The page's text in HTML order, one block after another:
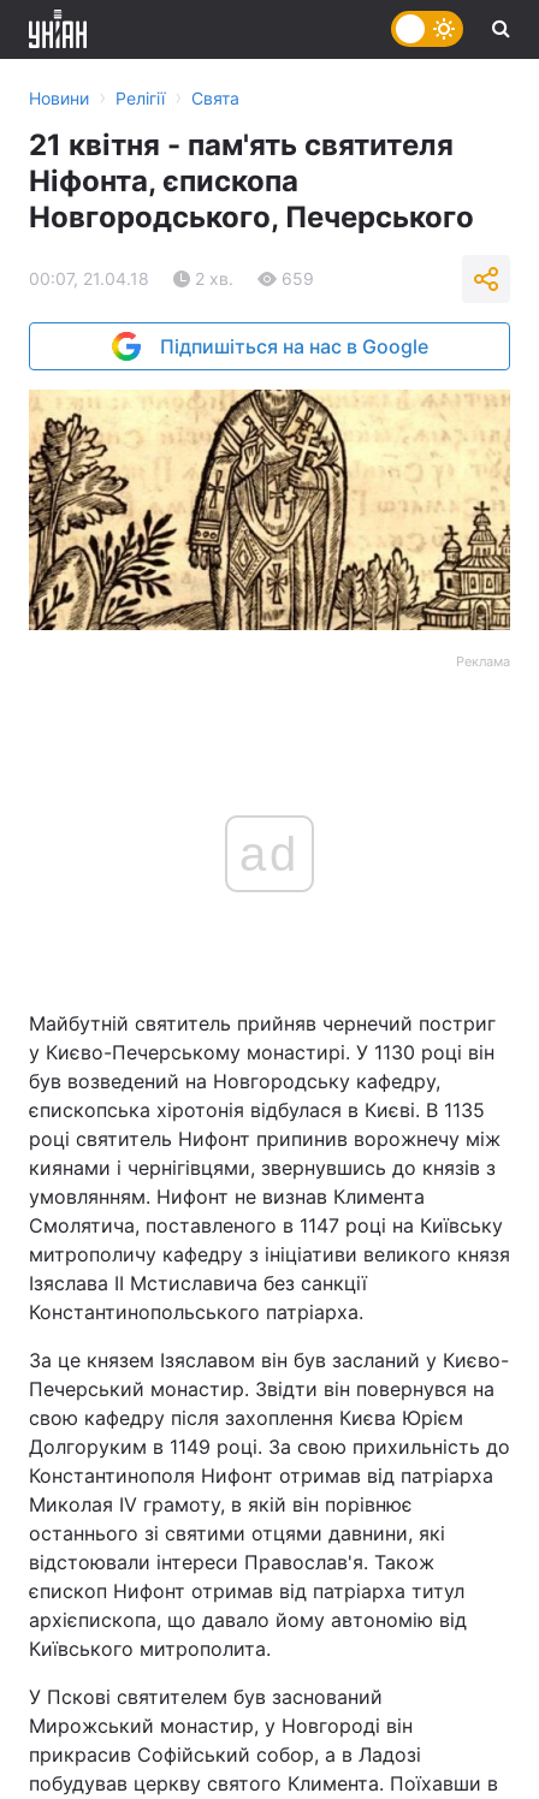
Головна Війна
Україна Політика
Економіка Світ
Техно і зв'язок Лайт
Зброя Інциденти
Здоров'я Туризм
Погода
Екологія Регіони
Лонгріди
Відео з Youtube Статті
Інтерв'ю Думки
Новини › Релігії › Свята
21 квітня - пам'ять святителя
Ніфонта, єпископа
Новгородського, Печерського
00:07, 21.04.18 2 хв. 659
Підпишіться на нас в Google
Реклама
ad
Майбутній святитель прийняв чернечий постриг
у Києво-Печерському монастирі. У 1130 році він
був возведений на Новгородську кафедру,
єпископська хіротонія відбулася в Києві. В 1135
році святитель Нифонт припинив ворожнечу між
киянами і чернігівцями, звернувшись до князів з
умовлянням. Нифонт не визнав Климента
Смолятича, поставленого в 1147 році на Київську
митрополичу кафедру з ініціативи великого князя
Ізяслава II Мстиславича без санкції
Константинопольського патріарха.
За це князем Ізяславом він був засланий у Києво-
Печерський монастир. Звідти він повернувся на
свою кафедру після захоплення Києва Юрієм
Долгоруким в 1149 році. За свою прихильність до
Константинополя Нифонт отримав від патріарха
Миколая IV грамоту, в якій він порівнює
останнього зі святими отцями давнини, які
відстоювали інтереси Православ'я. Також
єпископ Нифонт отримав від патріарха титул
архієпископа, що давало йому автономію від
Київського митрополита.
У Пскові святителем був заснований
Мирожський монастир, у Новгороді він
прикрасив Софійський собор, а в Ладозі
побудував церкву святого Климента. Поїхавши в